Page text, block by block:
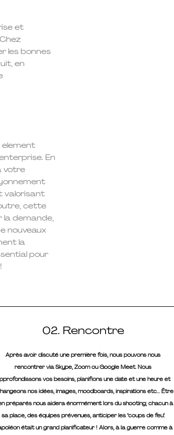
et
les bonnes
en
En
votre
valorisant
cette
demande,
nouveaux
la
pour
02. Rencontre
Après avoir discuté une première fois, nous pouvons nous
rencontrer via Skype, Zoom ou Google Meet. Nous
vos besoins, planifions une date et une heure et
nos idées, images, moodboards, inspirations etc... Être
préparés nous aidera énormément lors du shooting; chacun à
sa place, des équipes prévenues, anticiper les "coups de feu".
était un grand planificateur ! Alors, à la guerre comme à